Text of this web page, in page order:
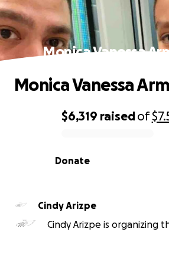
Monica Vanessa
0% complete
$6,319 raisedof
Donate
Monica Vanessa
Cindy Arizpe
Cindy Arizpe is organizing